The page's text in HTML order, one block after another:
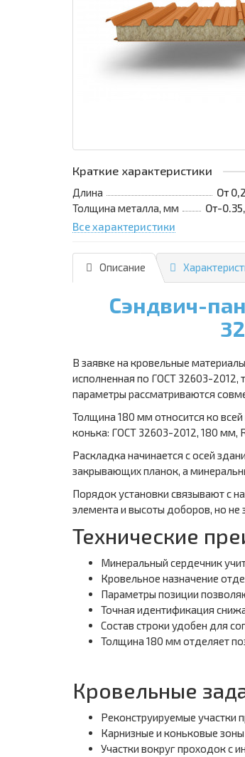
Краткие характеристики
Длина
От
Толщина металла, мм
От-
Все характеристики
Описание
Сэндвич-
В заявке на кровельные
исполненная по ГОСТ 32603-2012,
параметры рассматриваются
Толщина 180 мм относится ко
конька: ГОСТ 32603-2012, 180 мм,
Раскладка начинается с осей
закрывающих планок, а
Порядок установки связывают с
элемента и высоты доборов, но
Технические
Минеральный сердечник
Кровельное назначение
Параметры позиции
Точная идентификация
Состав строки удобен для
Толщина 180 мм отделяет
Кровельные
Реконструируемые участки
Карнизные и коньковые
Участки вокруг проходок с